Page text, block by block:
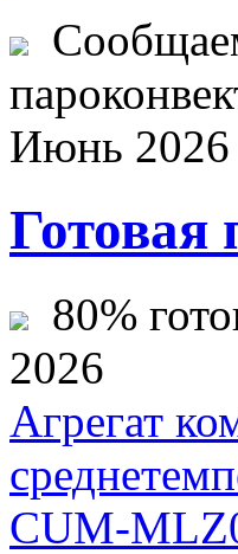
Июнь 2026
Готовая
80%
2026
Агрегат
CUM-